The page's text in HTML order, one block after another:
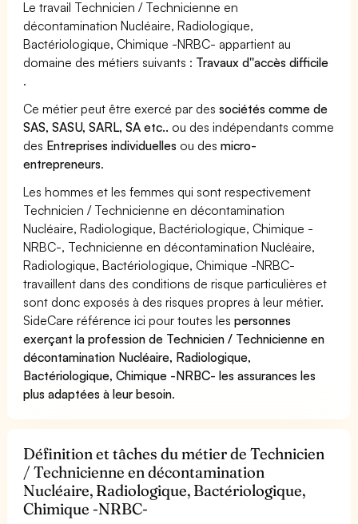
Le travail Technicien / Technicienne en
décontamination Nucléaire, Radiologique,
Bactériologique, Chimique -NRBC- appartient au
domaine des métiers suivants : Travaux d''accès difficile
.
Ce métier peut être exercé par dessociétés comme de
SAS, SASU, SARL, SA etc.. ou des indépendants comme
des Entreprises individuelles ou desmicro-
entrepreneurs.
Les hommes et les femmes qui sont respectivement
Technicien / Technicienne en décontamination
Nucléaire, Radiologique, Bactériologique, Chimique -
NRBC-, Technicienne en décontamination Nucléaire,
Radiologique, Bactériologique, Chimique -NRBC-
travaillent dans des conditions de risque particulières et
sont donc exposés à des risques propres à leur métier.
SideCare référence ici pour toutes lespersonnes
exerçant la profession de Technicien / Technicienne en
décontamination Nucléaire, Radiologique,
Bactériologique, Chimique -NRBC- les assurances les
plus adaptées à leur besoin.
Définition et tâches du métier de Technicien
/ Technicienne en décontamination
Nucléaire, Radiologique, Bactériologique,
Chimique -NRBC-